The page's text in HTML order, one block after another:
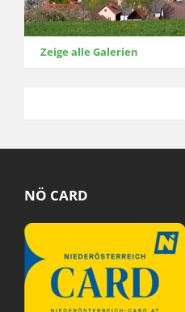
Zeige alle Galerien
NÖ CARD